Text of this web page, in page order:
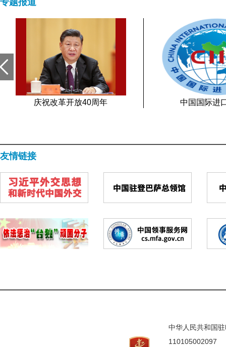
专题报道
庆祝改革开放40周年 中国国际进
友情链接
中华人民共和国
110105002097